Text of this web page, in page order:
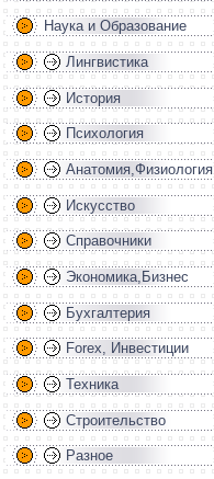
Наука и Образование
Лингвистика
История
Психология
Анатомия,Физиология
Искусство
Справочники
Экономика,Бизнес
Бухгалтерия
Forex, Инвестиции
Техника
Строительство
Разное